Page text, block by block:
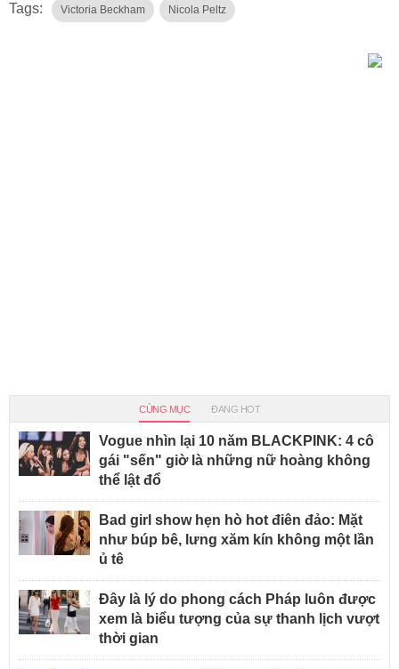
Tags: Victoria Beckham Nicola Peltz
CÙNG MỤC ĐANG HOT
Vogue nhìn lại 10 năm BLACKPINK: 4 cô
gái "sến" giờ là những nữ hoàng không
thể lật đổ
Bad girl show hẹn hò hot điên đảo: Mặt
như búp bê, lưng xăm kín không một lần
ủ tê
Đây là lý do phong cách Pháp luôn được
xem là biểu tượng của sự thanh lịch vượt
thời gian